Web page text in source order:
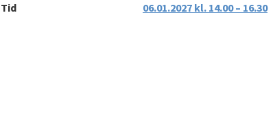
Tid 06.01.2027 kl. 14.00 – 16.30